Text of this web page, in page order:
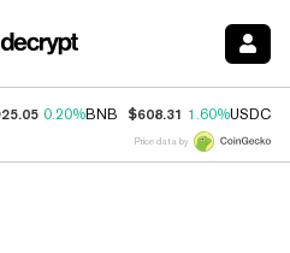
0.20%BNB $608.31 1.60%USDC
Price data by